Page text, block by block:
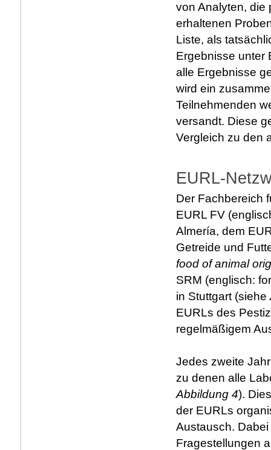
von Analyten, die
erhaltenen
Liste, als
Ergebnisse unter
alle Ergebnisse
wird ein
Teilnehmenden
versandt. Diese
Vergleich zu den
EURL-
Der Fachbereich
EURL FV
Almería, dem
Getreide und
food of animal
SRM (englisch:
in Stuttgart (siehe
EURLs des
regelmäßigem
Jedes zweite
zu denen alle
Abbildung 4).
der EURLs
Austausch.
Fragestellungen